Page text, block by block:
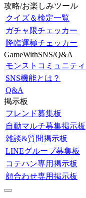
攻略/お楽しみツール
クイズ＆検定一覧
ガチャ限チェッカー
降臨運極チェッカー
GameWithSNS/Q&A
モンストコミュニティ
SNS機能とは？
Q&A
掲示板
フレンド募集板
自動マルチ募集掲示板
雑談&質問掲示板
LINEグループ募集板
コテハン専用掲示板
顔合わせ専用掲示板